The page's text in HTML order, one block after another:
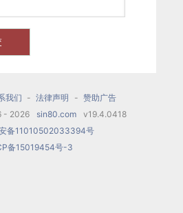
我们 - 法律声明 - 赞助广告
- 2026
sin80.com
v19.4.0418
备11010502033394号
备15019454号-3